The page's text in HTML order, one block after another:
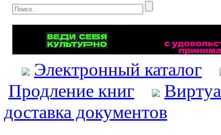
Электронный каталог
Продление книг
доставка документов